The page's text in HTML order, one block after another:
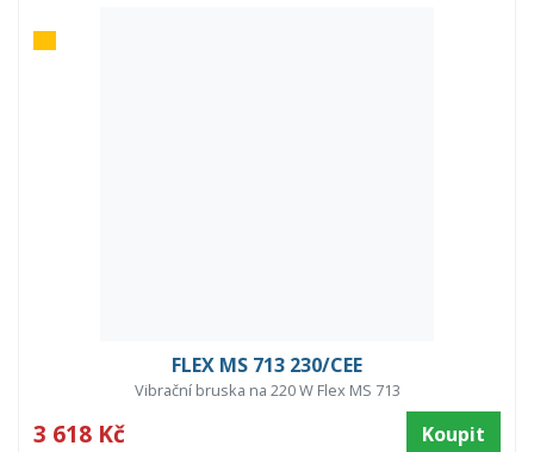
FLEX MS 713 230/CEE
Vibrační bruska na 220 W Flex MS 713
3 618 Kč Koupit